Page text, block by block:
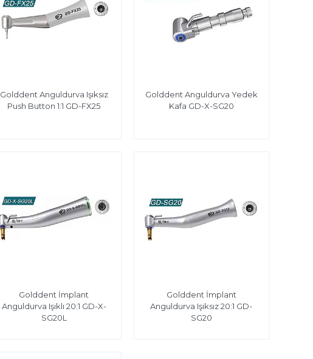
Golddent Anguldurva Işıksız
Push Button 1:1 GD-FX25
Golddent Anguldurva Yedek
Kafa GD-X-SG20
Golddent İmplant
Anguldurva Işıklı 20:1 GD-X-
SG20L
Golddent İmplant
Anguldurva Işıksız 20:1 GD-
SG20